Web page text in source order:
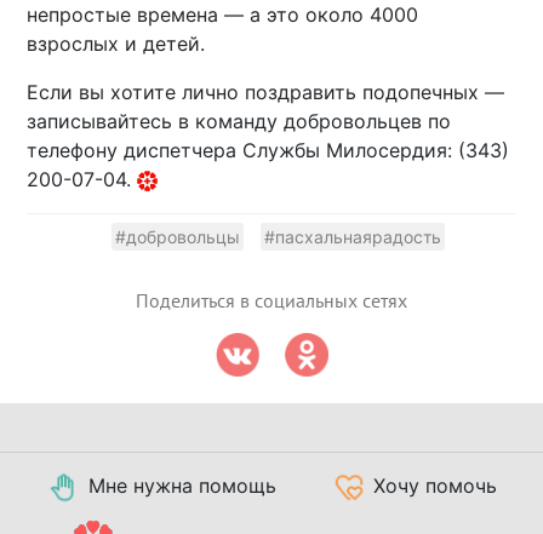
непростые времена — а это около 4000
взрослых и детей.
Если вы хотите лично поздравить подопечных —
записывайтесь в команду добровольцев по
телефону диспетчера Службы Милосердия: (343)
200-07-04.
#добровольцы #пасхальнаярадость
Поделиться в социальных сетях
Мне нужна помощь Хочу помочь